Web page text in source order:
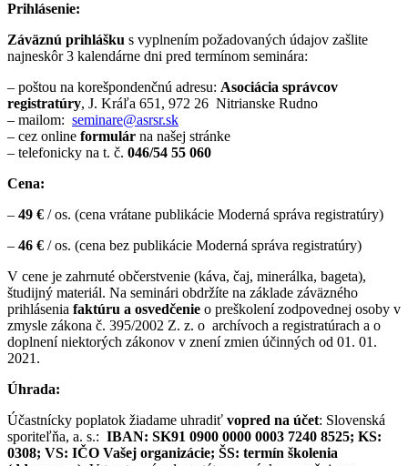
Prihlásenie:
Záväznú prihlášku s vyplnením požadovaných údajov zašlite
najneskôr 3 kalendárne dni pred termínom seminára:
– poštou na korešpondenčnú adresu: Asociácia správcov
registratúry, J. Kráľa 651, 972 26 Nitrianske Rudno
– mailom: seminare@asrsr.sk
– cez online formulár na našej stránke
– telefonicky na t. č. 046/54 55 060
Cena:
– 49 € / os. (cena vrátane publikácie Moderná správa registratúry)
– 46 € / os. (cena bez publikácie Moderná správa registratúry)
V cene je zahrnuté občerstvenie (káva, čaj, minerálka, bageta),
študijný materiál. Na seminári obdržíte na základe záväzného
prihlásenia faktúru a osvedčenie o preškolení zodpovednej osoby v
zmysle zákona č. 395/2002 Z. z. o archívoch a registratúrach a o
doplnení niektorých zákonov v znení zmien účinných od 01. 01.
2021.
Úhrada:
Účastnícky poplatok žiadame uhradiť vopred na účet: Slovenská
sporiteľňa, a. s.: IBAN: SK91 0900 0000 0003 7240 8525; KS:
0308; VS: IČO Vašej organizácie; ŠS: termín školenia